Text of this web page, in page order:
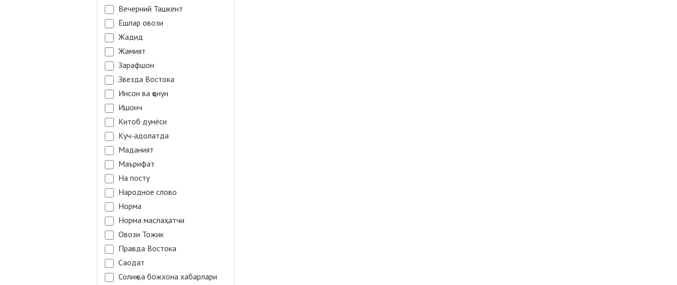
Вечерний Ташкент
Ёшлар овози
Жадид
Жамият
Зарафшон
Звезда Востока
Инсон ва қонун
Ишонч
Китоб дунёси
Куч-адолатда
Маданият
Маърифат
На посту
Народное слово
Норма
Норма маслаҳатчи
Овози Тожик
Правда Востока
Саодат
Солиқ ва божхона хабарлари